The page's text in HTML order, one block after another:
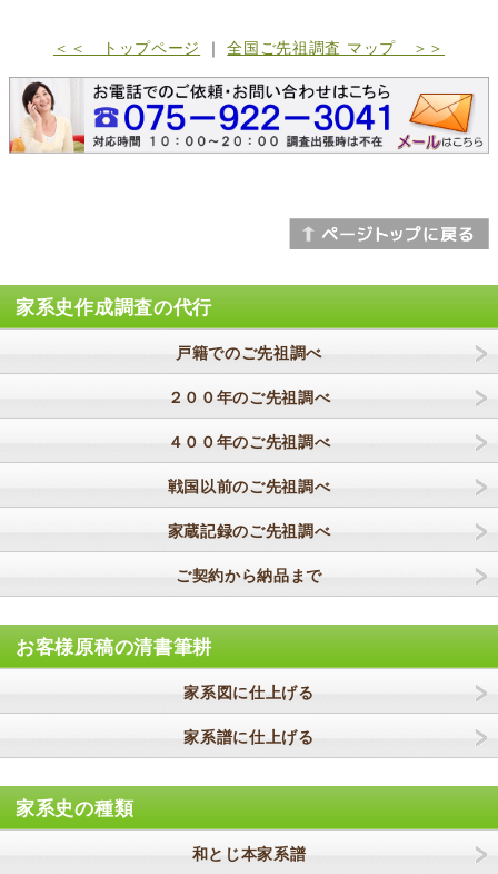
＜＜ トップページ ｜全国ご先祖調査 マップ ＞＞
家系史作成調査の代行
戸籍でのご先祖調べ
２００年のご先祖調べ
４００年のご先祖調べ
戦国以前のご先祖調べ
家蔵記録のご先祖調べ
ご契約から納品まで
お客様原稿の清書筆耕
家系図に仕上げる
家系譜に仕上げる
家系史の種類
和とじ本家系譜